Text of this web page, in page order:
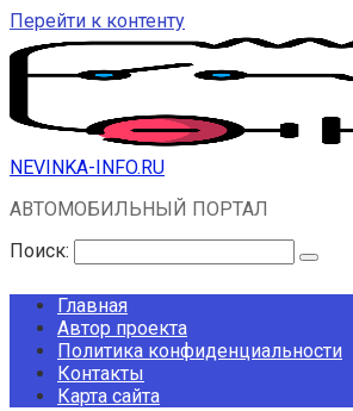
Перейти к контенту
NEVINKA-INFO.RU
АВТОМОБИЛЬНЫЙ ПОРТАЛ
Поиск:
Главная
Автор проекта
Политика конфиденциальности
Контакты
Карта сайта